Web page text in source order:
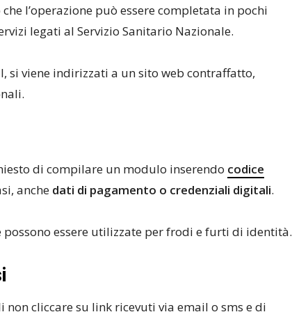
l’operazione può essere completata in pochi
legati al Servizio Sanitario Nazionale.
si viene indirizzati a un sito web contraffatto,
di compilare un modulo inserendo codice
anche dati di pagamento o credenziali digitali.
essere utilizzate per frodi e furti di identità.
non cliccare su link ricevuti via email o sms e di